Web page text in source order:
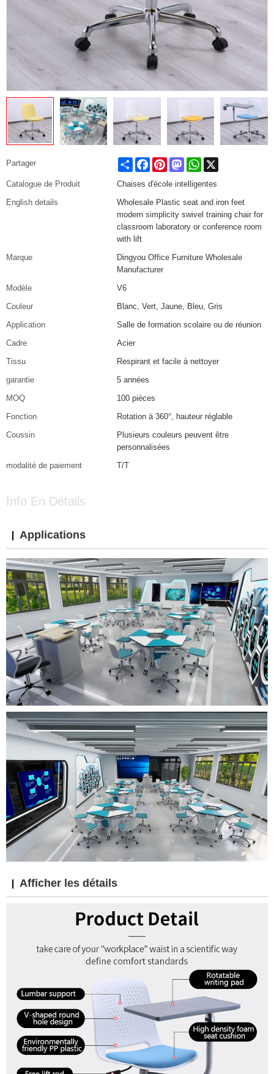
Partager Share FacebookPinterestMastodonWhatsApp
Catalogue de Produit
Chaises d'école intelligentes
English details
Wholesale Plastic seat and iron feet
modern simplicity swivel training chair for
classroom laboratory or conference room
with lift
Marque
Dingyou Office Furniture Wholesale
Manufacturer
Modèle
V6
Couleur
Blanc, Vert, Jaune, Bleu, Gris
Application
Salle de formation scolaire ou de réunion
Cadre
Acier
Tissu
Respirant et facile à nettoyer
garantie
5 années
MOQ
100 pièces
Fonction
Rotation à 360°, hauteur réglable
Coussin
Plusieurs couleurs peuvent être
personnalisées
modalité de paiement
T/T
Info En Détails
Applications
Afficher les détails